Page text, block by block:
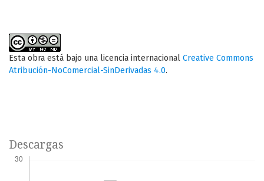
Esta obra está bajo una licencia internacional Creative Commons
Atribución-NoComercial-SinDerivadas 4.0.
Descargas